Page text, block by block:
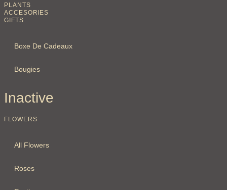
PLANTS
ACCESORIES
GIFTS
Boxe De Cadeaux
Bougies
Inactive
FLOWERS
All Flowers
Roses